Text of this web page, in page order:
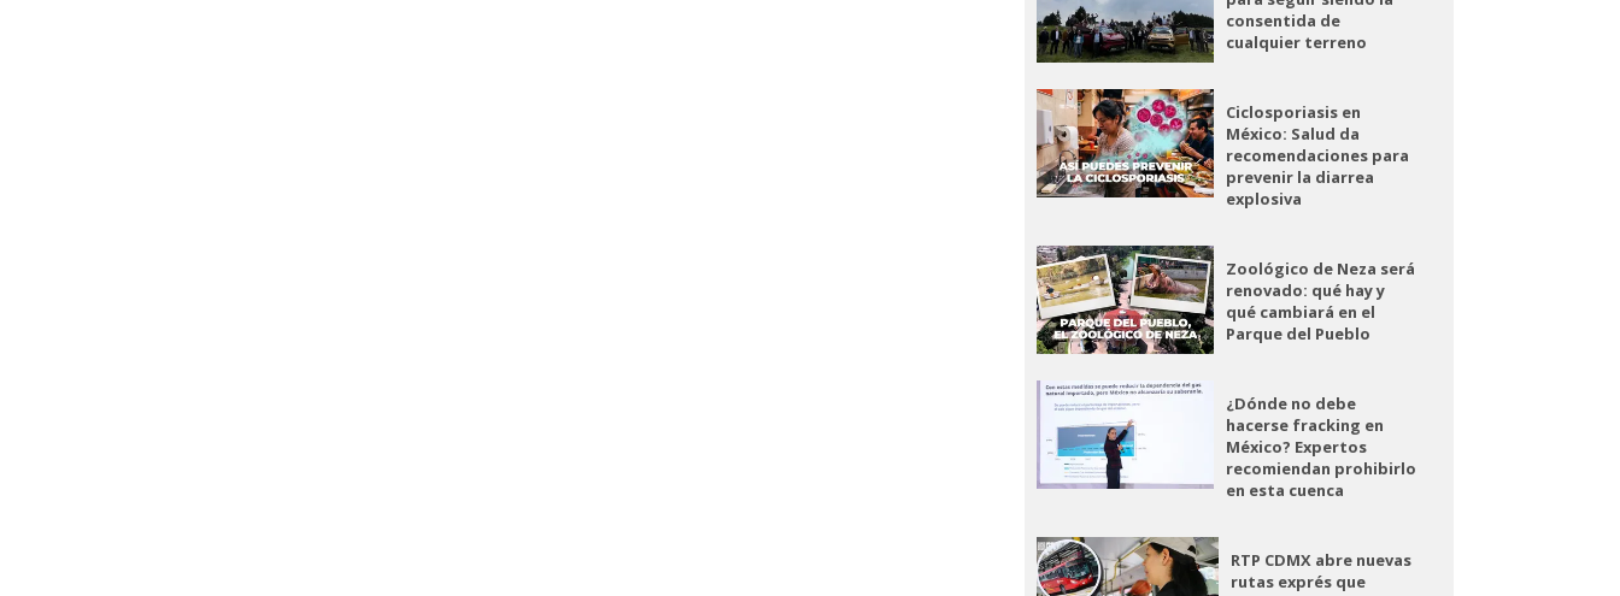
consentida de
cualquier terreno
Ciclosporiasis en
México: Salud da
recomendaciones para
prevenir la diarrea
explosiva
Zoológico de Neza será
renovado: qué hay y
qué cambiará en el
Parque del Pueblo
¿Dónde no debe
hacerse fracking en
México? Expertos
recomiendan prohibirlo
en esta cuenca
RTP CDMX abre nuevas
rutas exprés que